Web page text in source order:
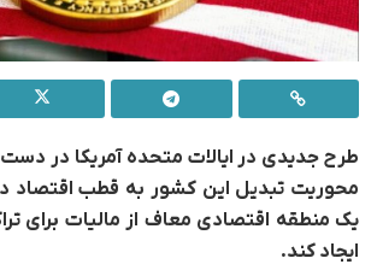
طرح جدیدی در ایالات متحده آمریکا در
محوریت تبدیل این کشور به قطب اقتصاد
یک منطقه اقتصادی معاف از مالیات برای
ایجاد کند.